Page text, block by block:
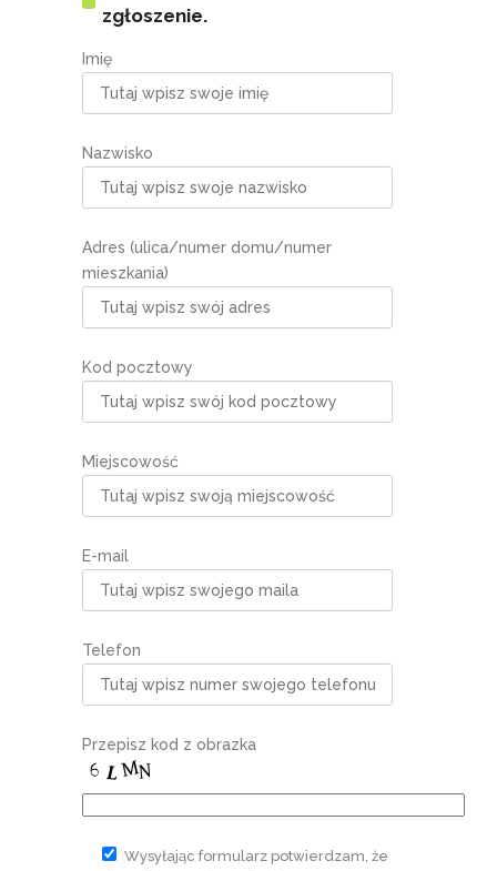
zgłoszenie.
Imię
Nazwisko
Adres (ulica/numer domu/numer
mieszkania)
Kod pocztowy
Miejscowość
E-mail
Telefon
Przepisz kod z obrazka
Wysyłając formularz potwierdzam, że